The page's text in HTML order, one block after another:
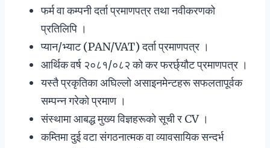
फर्म वा कम्पनी दर्ता प्रमाणपत्र तथा नवीकरणको
प्रतिलिपि ।
प्यान/भ्याट (PAN/VAT) दर्ता प्रमाणपत्र ।
आर्थिक वर्ष २०८१/०८२ को कर फरर्छ्यौट प्रमाणपत्र ।
यस्तै प्रकृतिका अघिल्लो असाइनमेन्टहरू सफलतापूर्वक
सम्पन्न गरेको प्रमाण ।
संस्थामा आबद्ध मुख्य विज्ञहरूको सूची र CV ।
कम्तिमा दुई वटा संगठनात्मक वा व्यावसायिक सन्दर्भ